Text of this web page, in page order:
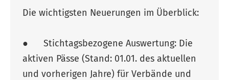
Die wichtigsten Neuerungen im Überblick:
● Stichtagsbezogene Auswertung: Die
aktiven Pässe (Stand: 01.01. des aktuellen
und vorherigen Jahre) für Verbände und